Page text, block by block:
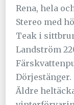
Rena, hela
Stereo med
Teak i
Landström
Dörjestänger.
Äldre